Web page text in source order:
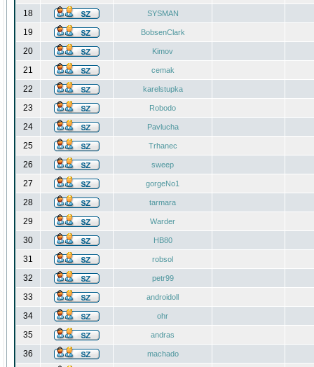
18 SYSMAN
19 BobsenClark
20 Kimov
21 cemak
22 karelstupka
23 Robodo
24 Pavlucha
25 Trhanec
26 sweep
27 gorgeNo1
28 tarmara
29 Warder
30 HB80
31 robsol
32 petr99
33 androidoll
34 ohr
35 andras
36 machado